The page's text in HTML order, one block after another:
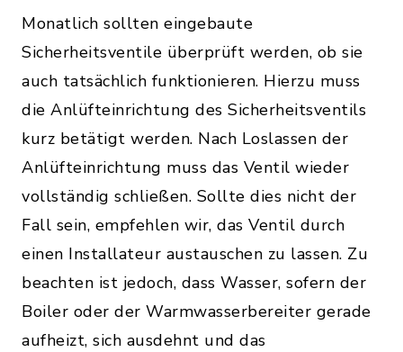
Monatlich sollten eingebaute
Sicherheitsventile überprüft werden, ob sie
auch tatsächlich funktionieren. Hierzu muss
die Anlüfteinrichtung des Sicherheitsventils
kurz betätigt werden. Nach Loslassen der
Anlüfteinrichtung muss das Ventil wieder
vollständig schließen. Sollte dies nicht der
Fall sein, empfehlen wir, das Ventil durch
einen Installateur austauschen zu lassen. Zu
beachten ist jedoch, dass Wasser, sofern der
Boiler oder der Warmwasserbereiter gerade
aufheizt, sich ausdehnt und das